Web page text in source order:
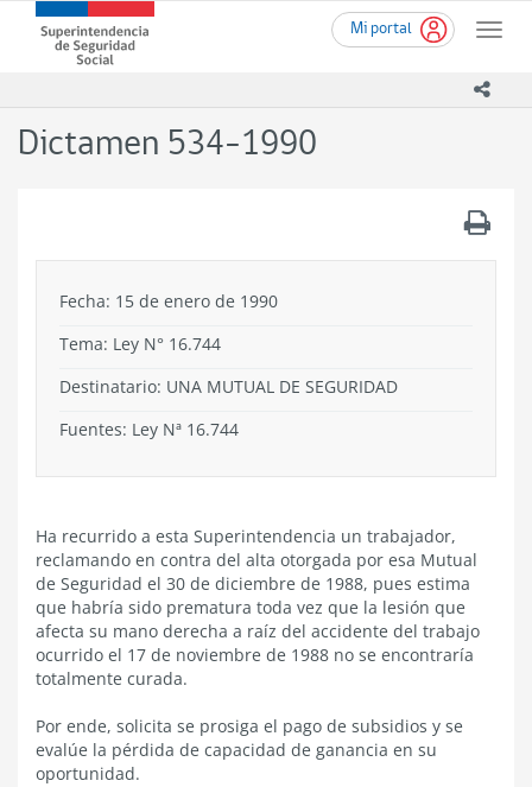
contenido
Mi portal
Toggle
Superintendencia
de
-
Dictamen 534-1990
Fecha: 15 de enero de 1990
Tema: Ley N° 16.744
Destinatario: UNA MUTUAL DE SEGURIDAD
Fuentes: Ley Nª 16.744
Ha recurrido a esta Superintendencia un trabajador,
reclamando en contra del alta otorgada por esa Mutual
de Seguridad el 30 de diciembre de 1988, pues estima
que habría sido prematura toda vez que la lesión que
afecta su mano derecha a raíz del accidente del trabajo
ocurrido el 17 de noviembre de 1988 no se encontraría
totalmente curada.
Por ende, solicita se prosiga el pago de subsidios y se
evalúe la pérdida de capacidad de ganancia en su
oportunidad.